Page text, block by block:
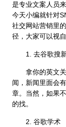
是专业文案人员
今天小编就针对
社交网站营销里
径，大家可以视
1. 去谷歌搜新
拿你的英文关
闻，新闻里面会
章。当然，如果
的找。
2. 谷歌学术